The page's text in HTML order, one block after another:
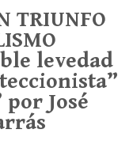
TRIUNFO
levedad
José